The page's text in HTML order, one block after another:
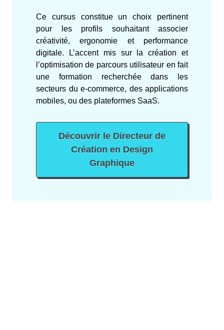
Ce cursus constitue un choix pertinent
pour les profils souhaitant associer
créativité, ergonomie et performance
digitale. L’accent mis sur la création et
l’optimisation de parcours utilisateur en fait
une formation recherchée dans les
secteurs du e-commerce, des applications
mobiles, ou des plateformes SaaS.
Découvrir le Directeur de
Création en Design
Graphique